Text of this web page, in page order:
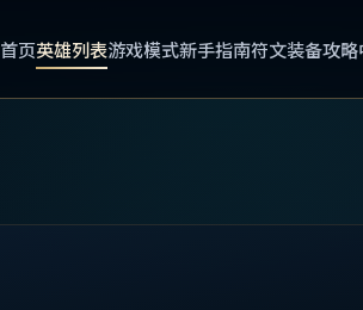
首页英雄列表游戏模式新手指南符文装备攻